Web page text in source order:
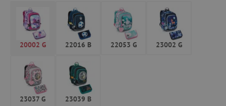
20002 G 22016 B 22053 G 23002 G
23037 G 23039 B